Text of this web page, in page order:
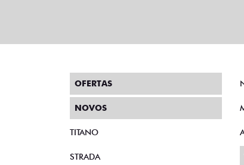
OFERTAS
NOVOS
TITANO
STRADA